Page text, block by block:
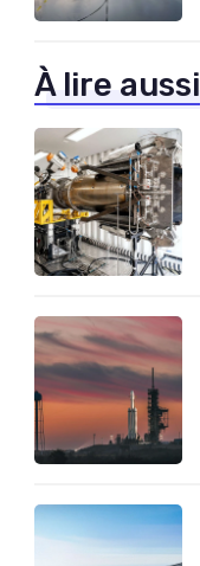
À lire aussi